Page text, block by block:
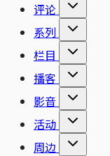
评论
系列
栏目
播客
影音
活动
周边